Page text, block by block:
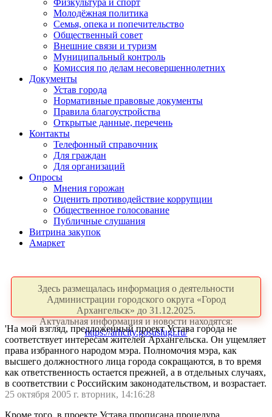
Физкультура и спорт
Молодёжная политика
Семья, опека и попечительство
Общественный совет
Внешние связи и туризм
Муниципальный контроль
Комиссия по делам несовершеннолетних
Документы
Устав города
Нормативные правовые документы
Правила благоустройства
Открытые данные, перечень
Контакты
Телефонный справочник
Для граждан
Для организаций
Опросы
Мнения горожан
Оценить противодействие коррупции
Общественное голосование
Публичные слушания
Витрина закупок
Амаркет
Здесь размещалась информация о деятельности
Администрации городского округа «Город
Архангельск» до 31.12.2025.
Актуальная информация и новости находятся:
https://arhcity.gosuslugi.ru/
'На мой взгляд, предложенный проект Устава города не
соответствует интересам жителей Архангельска. Он ущемляет
права избранного народом мэра. Полномочия мэра, как
высшего должностного лица города сокращаются, в то время
как ответственность остается прежней, а в отдельных случаях,
в соответствии с Российским законодательством, и возрастает.
25 октября 2005 г. вторник, 14:16:28
Кроме того, в проекте Устава прописана процедура